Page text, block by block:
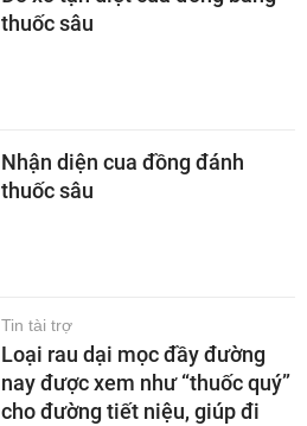
thuốc sâu
Nhận diện cua đồng đánh
thuốc sâu
Tin tài trợ
Loại rau dại mọc đầy đường
nay được xem như “thuốc quý”
cho đường tiết niệu, giúp đi